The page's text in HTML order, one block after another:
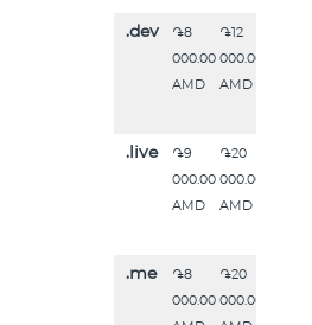
.dev
֏8
000.00
AMD
֏12
000.00
AMD
.live
֏9
000.00
AMD
֏20
000.00
AMD
.me
֏8
000.00
֏20
000.00